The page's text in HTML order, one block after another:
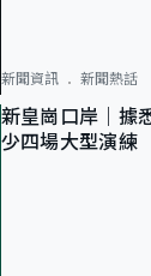
新聞資訊 新聞熱話
新皇崗口岸｜據
少四場大型演練